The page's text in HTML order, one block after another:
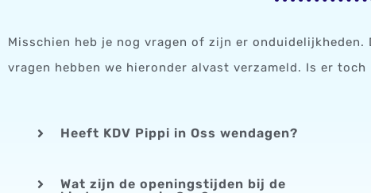
Misschien heb je nog vragen of zijn er
vragen hebben we hieronder alvast verzameld. Is er
Heeft KDV Pippi in Oss wendagen?
Wat zijn de openingstijden bij de